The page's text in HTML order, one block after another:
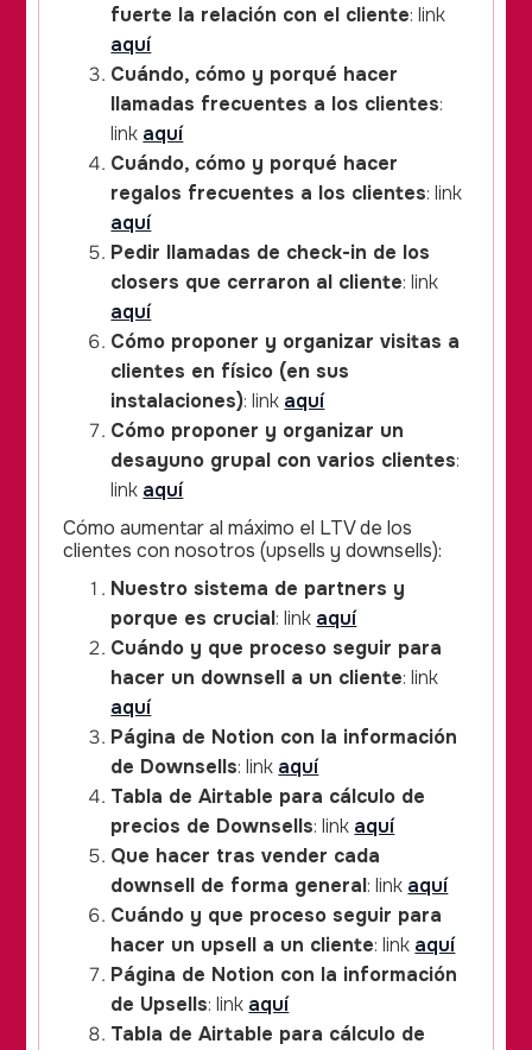
fuerte la relación con el cliente: link
aquí
Cuándo, cómo y porqué hacer
llamadas frecuentes a los clientes:
link aquí
Cuándo, cómo y porqué hacer
regalos frecuentes a los clientes: link
aquí
Pedir llamadas de check-in de los
closers que cerraron al cliente: link
aquí
Cómo proponer y organizar visitas a
clientes en físico (en sus
instalaciones): link aquí
Cómo proponer y organizar un
desayuno grupal con varios clientes:
link aquí
Cómo aumentar al máximo el LTV de los
clientes con nosotros (upsells y downsells):
Nuestro sistema de partners y
porque es crucial: link aquí
Cuándo y que proceso seguir para
hacer un downsell a un cliente: link
aquí
Página de Notion con la información
de Downsells: link aquí
Tabla de Airtable para cálculo de
precios de Downsells: link aquí
Que hacer tras vender cada
downsell de forma general: link aquí
Cuándo y que proceso seguir para
hacer un upsell a un cliente: link aquí
Página de Notion con la información
de Upsells: link aquí
Tabla de Airtable para cálculo de